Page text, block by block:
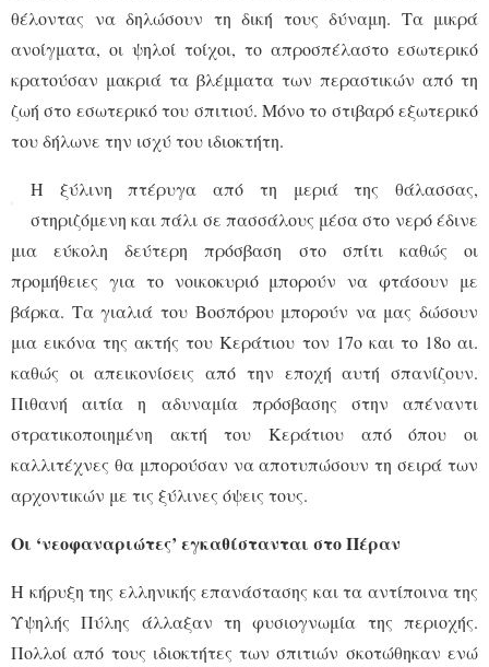
θέλοντας να δηλώσουν τη δική τους δύναμη. Τα μικρά
ανοίγματα, οι ψηλοί τοίχοι, το απροσπέλαστο εσωτερικό
κρατούσαν μακριά τα βλέμματα των περαστικών από τη
ζωή στο εσωτερικό του σπιτιού. Μόνο το στιβαρό εξωτερικό
του δήλωνε την ισχύ του ιδιοκτήτη.
Η ξύλινη πτέρυγα από τη μεριά της θάλασσας,
στηριζόμενη και πάλι σε πασσάλους μέσα στο νερό έδινε
μια εύκολη δεύτερη πρόσβαση στο σπίτι καθώς οι
προμήθειες για το νοικοκυριό μπορούν να φτάσουν με
βάρκα. Τα γιαλιά του Βοσπόρου μπορούν να μας δώσουν
μια εικόνα της ακτής του Κεράτιου τον 17ο και το 18ο αι.
καθώς οι απεικονίσεις από την εποχή αυτή σπανίζουν.
Πιθανή αιτία η αδυναμία πρόσβασης στην απέναντι
στρατικοποιημένη ακτή του Κεράτιου από όπου οι
καλλιτέχνες θα μπορούσαν να αποτυπώσουν τη σειρά των
αρχοντικών με τις ξύλινες όψεις τους.
Οι ‘νεοφαναριώτες’ εγκαθίστανται στο Πέραν
Η κήρυξη της ελληνικής επανάστασης και τα αντίποινα της
Υψηλής Πύλης άλλαξαν τη φυσιογνωμία της περιοχής.
Πολλοί από τους ιδιοκτήτες των σπιτιών σκοτώθηκαν ενώ